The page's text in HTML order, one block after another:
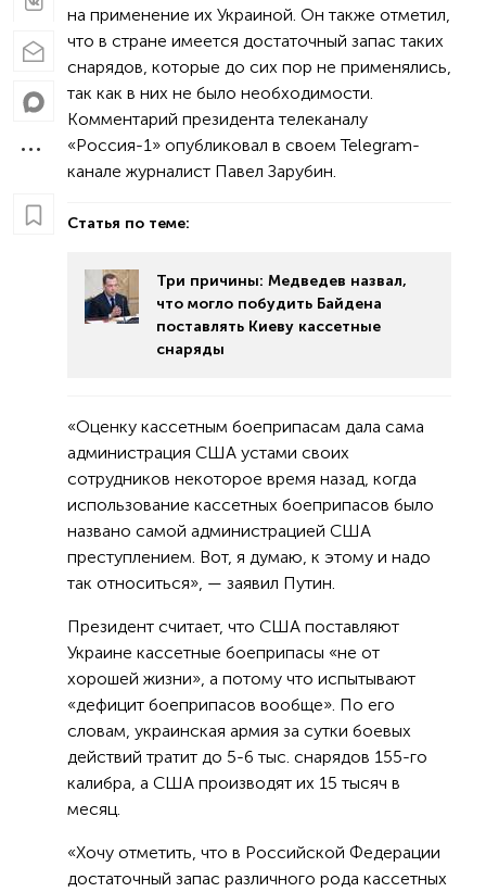
на применение их Украиной. Он также отметил,
что в стране имеется достаточный запас таких
снарядов, которые до сих пор не применялись,
так как в них не было необходимости.
Комментарий президента телеканалу
«Россия-1» опубликовал в своем Telegram-
канале журналист Павел Зарубин.
Статья по теме:
Три причины: Медведев назвал,
что могло побудить Байдена
поставлять Киеву кассетные
снаряды
«Оценку кассетным боеприпасам дала сама
администрация США устами своих
сотрудников некоторое время назад, когда
использование кассетных боеприпасов было
названо самой администрацией США
преступлением. Вот, я думаю, к этому и надо
так относиться», — заявил Путин.
Президент считает, что США поставляют
Украине кассетные боеприпасы «не от
хорошей жизни», а потому что испытывают
«дефицит боеприпасов вообще». По его
словам, украинская армия за сутки боевых
действий тратит до 5-6 тыс. снарядов 155-го
калибра, а США производят их 15 тысяч в
месяц.
«Хочу отметить, что в Российской Федерации
достаточный запас различного рода кассетных